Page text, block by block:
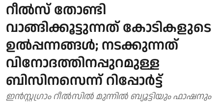
റീല്‍സ് തോണ്ടി
വാങ്ങിക്കൂട്ടുന്നത് കോടികളുടെ
ഉല്‍പ്പന്നങ്ങള്‍; നടക്കുന്നത്
വിനോദത്തിനപ്പുറമുള്ള
ബിസിനസെന്ന് റിപ്പോര്‍ട്ട്‌
ഇന്‍സ്റ്റഗ്രാം റീല്‍സില്‍ മുന്നില്‍ ബ്യൂട്ടിയും ഫാഷനും